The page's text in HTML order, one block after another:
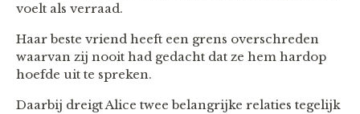
voelt als verraad.
Haar beste vriend heeft een grens overschreden
waarvan zij nooit had gedacht dat ze hem hardop
hoefde uit te spreken.
Daarbij dreigt Alice twee belangrijke relaties tegelijk